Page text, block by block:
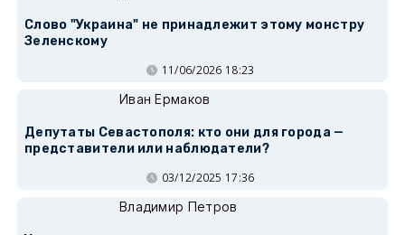
Слово "Украина" не принадлежит этому монстру
Зеленскому
11/06/2026 18:23
Иван Ермаков
Депутаты Севастополя: кто они для города —
представители или наблюдатели?
03/12/2025 17:36
Владимир Петров